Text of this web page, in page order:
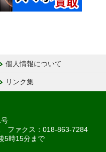
個人情報について
リンク集
ファクス：018-863-7284
5時15分まで